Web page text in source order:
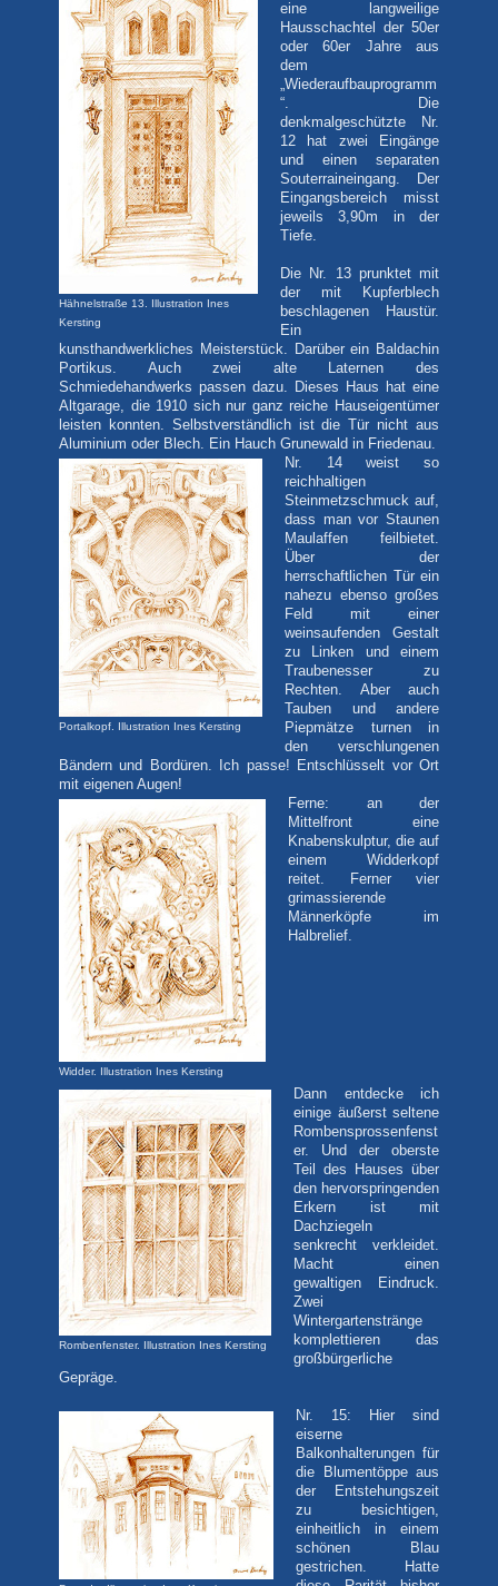
Hähnelstraße 13. Illustration Ines
Kersting
eine langweilige
Hausschachtel der 50er
oder 60er Jahre aus
dem
„Wiederaufbauprogramm
“. Die
denkmalgeschützte Nr.
12 hat zwei Eingänge
und einen separaten
Souterraineingang. Der
Eingangsbereich misst
jeweils 3,90m in der
Tiefe.
Die Nr. 13 prunktet mit
der mit Kupferblech
beschlagenen Haustür.
Ein
kunsthandwerkliches Meisterstück. Darüber ein Baldachin
Portikus. Auch zwei alte Laternen des
Schmiedehandwerks passen dazu. Dieses Haus hat eine
Altgarage, die 1910 sich nur ganz reiche Hauseigentümer
leisten konnten. Selbstverständlich ist die Tür nicht aus
Aluminium oder Blech. Ein Hauch Grunewald in Friedenau.
Portalkopf. Illustration Ines Kersting
Nr. 14 weist so
reichhaltigen
Steinmetzschmuck auf,
dass man vor Staunen
Maulaffen feilbietet.
Über der
herrschaftlichen Tür ein
nahezu ebenso großes
Feld mit einer
weinsaufenden Gestalt
zu Linken und einem
Traubenesser zu
Rechten. Aber auch
Tauben und andere
Piepmätze turnen in
den verschlungenen
Bändern und Bordüren. Ich passe! Entschlüsselt vor Ort
mit eigenen Augen!
Widder. Illustration Ines Kersting
Ferne: an der
Mittelfront eine
Knabenskulptur, die auf
einem Widderkopf
reitet. Ferner vier
grimassierende
Männerköpfe im
Halbrelief.
Rombenfenster. Illustration Ines Kersting
Dann entdecke ich
einige äußerst seltene
Rombensprossenfenst
er. Und der oberste
Teil des Hauses über
den hervorspringenden
Erkern ist mit
Dachziegeln
senkrecht verkleidet.
Macht einen
gewaltigen Eindruck.
Zwei
Wintergartenstränge
komplettieren das
großbürgerliche
Gepräge.
Nr. 15: Hier sind
eiserne
Balkonhalterungen für
die Blumentöppe aus
der Entstehungszeit
zu besichtigen,
einheitlich in einem
schönen Blau
gestrichen. Hatte